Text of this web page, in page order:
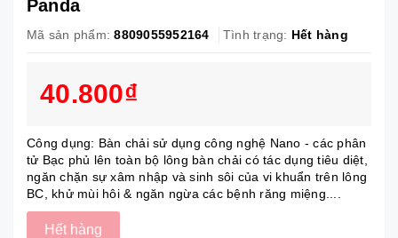
Panda
Mã sản phẩm: 8809055952164 Tình trạng: Hết hàng
40.800₫
Công dụng: Bàn chải sử dụng công nghệ Nano - các phân
tử Bạc phủ lên toàn bộ lông bàn chải có tác dụng tiêu diệt,
ngăn chặn sự xâm nhập và sinh sôi của vi khuẩn trên lông
BC, khử mùi hôi & ngăn ngừa các bệnh răng miệng....
Hết hàng